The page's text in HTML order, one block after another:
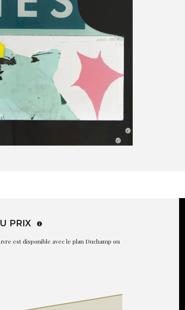
PRIX
est disponible avec le plan Duchamp ou